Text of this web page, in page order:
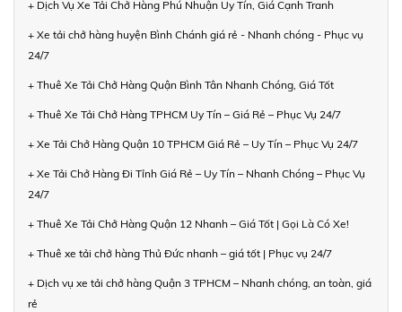
+ Dịch Vụ Xe Tải Chở Hàng Phú Nhuận Uy Tín, Giá Cạnh Tranh
+ Xe tải chở hàng huyện Bình Chánh giá rẻ - Nhanh chóng - Phục vụ
24/7
+ Thuê Xe Tải Chở Hàng Quận Bình Tân Nhanh Chóng, Giá Tốt
+ Thuê Xe Tải Chở Hàng TPHCM Uy Tín – Giá Rẻ – Phục Vụ 24/7
+ Xe Tải Chở Hàng Quận 10 TPHCM Giá Rẻ – Uy Tín – Phục Vụ 24/7
+ Xe Tải Chở Hàng Đi Tỉnh Giá Rẻ – Uy Tín – Nhanh Chóng – Phục Vụ
24/7
+ Thuê Xe Tải Chở Hàng Quận 12 Nhanh – Giá Tốt | Gọi Là Có Xe!
+ Thuê xe tải chở hàng Thủ Đức nhanh – giá tốt | Phục vụ 24/7
+ Dịch vụ xe tải chở hàng Quận 3 TPHCM – Nhanh chóng, an toàn, giá
rẻ